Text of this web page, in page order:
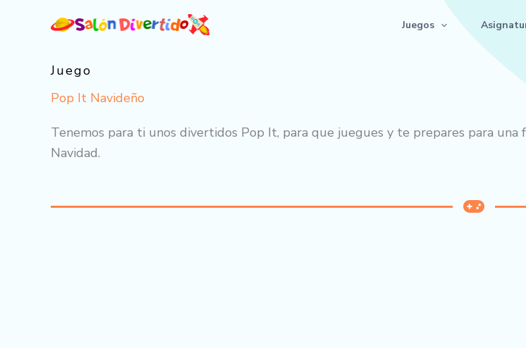
Juegos
Juego
Pop It Navideño
Tenemos para ti unos divertidos Pop It, para que juegues y te prepares para una
Navidad.